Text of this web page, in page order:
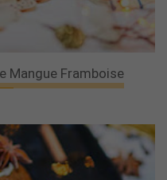
Mangue Framboise